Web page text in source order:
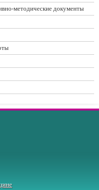
методические документы